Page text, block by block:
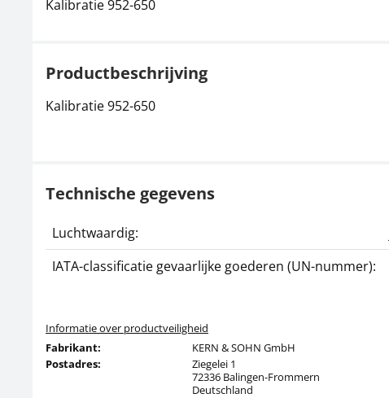
Kalibratie 952-650
Productbeschrijving
Kalibratie 952-650
Technische gegevens
Luchtwaardig:
IATA-classificatie gevaarlijke goederen (UN-nummer):
Informatie over productveiligheid
Fabrikant:
KERN & SOHN GmbH
Postadres:
Ziegelei 1
72336 Balingen-Frommern
Deutschland